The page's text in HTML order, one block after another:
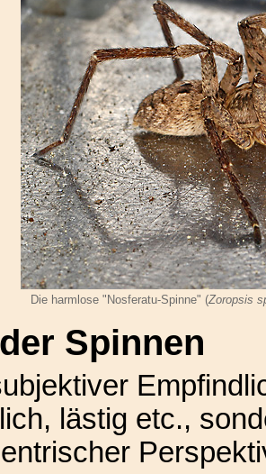
Die harmlose "Nosferatu-Spinne" (Zoropsis
Spinnen
lästig etc.,